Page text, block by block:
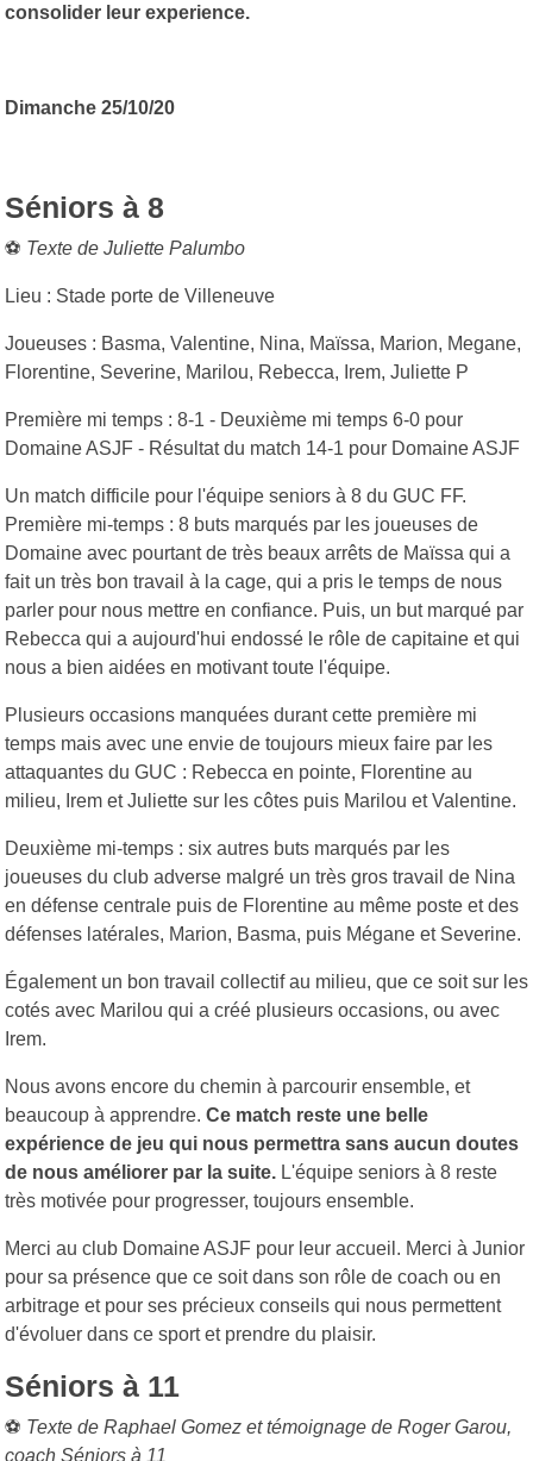
consolider leur experience.
Dimanche 25/10/20
Séniors à 8
⚽ Texte de Juliette Palumbo
Lieu : Stade porte de Villeneuve
Joueuses : Basma, Valentine, Nina, Maïssa, Marion, Megane,
Florentine, Severine, Marilou, Rebecca, Irem, Juliette P
Première mi temps : 8-1 - Deuxième mi temps 6-0 pour
Domaine ASJF - Résultat du match 14-1 pour Domaine ASJF
Un match difficile pour l'équipe seniors à 8 du GUC FF.
Première mi-temps : 8 buts marqués par les joueuses de
Domaine avec pourtant de très beaux arrêts de Maïssa qui a
fait un très bon travail à la cage, qui a pris le temps de nous
parler pour nous mettre en confiance. Puis, un but marqué par
Rebecca qui a aujourd'hui endossé le rôle de capitaine et qui
nous a bien aidées en motivant toute l'équipe.
Plusieurs occasions manquées durant cette première mi
temps mais avec une envie de toujours mieux faire par les
attaquantes du GUC : Rebecca en pointe, Florentine au
milieu, Irem et Juliette sur les côtes puis Marilou et Valentine.
Deuxième mi-temps : six autres buts marqués par les
joueuses du club adverse malgré un très gros travail de Nina
en défense centrale puis de Florentine au même poste et des
défenses latérales, Marion, Basma, puis Mégane et Severine.
Également un bon travail collectif au milieu, que ce soit sur les
cotés avec Marilou qui a créé plusieurs occasions, ou avec
Irem.
Nous avons encore du chemin à parcourir ensemble, et
beaucoup à apprendre. Ce match reste une belle
expérience de jeu qui nous permettra sans aucun doutes
de nous améliorer par la suite. L'équipe seniors à 8 reste
très motivée pour progresser, toujours ensemble.
Merci au club Domaine ASJF pour leur accueil. Merci à Junior
pour sa présence que ce soit dans son rôle de coach ou en
arbitrage et pour ses précieux conseils qui nous permettent
d'évoluer dans ce sport et prendre du plaisir.
Séniors à 11
⚽ Texte de Raphael Gomez et témoignage de Roger Garou,
coach Séniors à 11